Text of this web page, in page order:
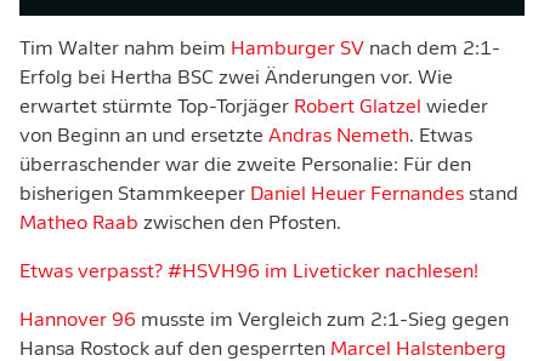
Tim Walter nahm beim Hamburger SV nach dem 2:1-
Erfolg bei Hertha BSC zwei Änderungen vor. Wie
erwartet stürmte Top-Torjäger Robert Glatzel wieder
von Beginn an und ersetzte Andras Nemeth. Etwas
überraschender war die zweite Personalie: Für den
bisherigen Stammkeeper Daniel Heuer Fernandes stand
Matheo Raab zwischen den Pfosten.
Etwas verpasst? #HSVH96 im Liveticker nachlesen!
Hannover 96 musste im Vergleich zum 2:1-Sieg gegen
Hansa Rostock auf den gesperrten Marcel Halstenberg